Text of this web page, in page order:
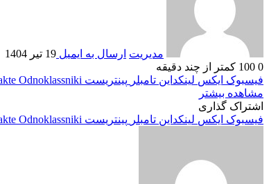
مدیریت ارسال به ایمیل 19 تیر 1404
0
کمتر از چند دقیقه
فیسبوک ایکس لینکداین تامبلر پینتریست Odnoklassniki
مشاهده بیشتر
اشتراک گذاری
فیسبوک ایکس لینکداین تامبلر پینتریست Odnoklassniki